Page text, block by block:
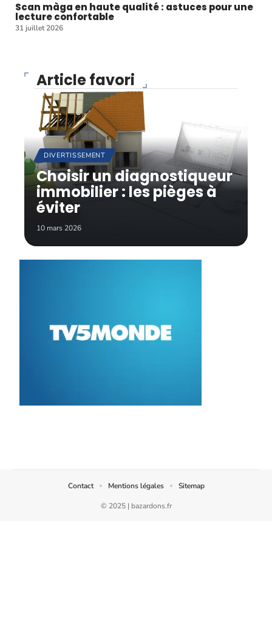
Scan màga en haute qualité : astuces pour une
lecture confortable
31 juillet 2026
Article favori
DIVERTISSEMENT
Choisir un diagnostiqueur
immobilier : les pièges à
éviter
10 mars 2026
© 2025 | bazardons.fr
Contact Mentions légales Sitemap